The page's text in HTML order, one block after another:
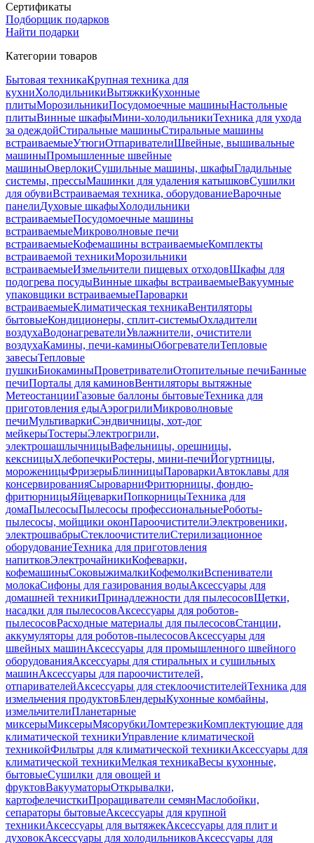
Сертификаты
Подборщик подарков
Найти подарки
Категории товаров
Бытовая техникаКрупная техника для
кухниХолодильникиВытяжкиКухонные
плитыМорозильникиПосудомоечные машиныНастольные
плитыВинные шкафыМини-холодильникиТехника для ухода
за одеждойСтиральные машиныСтиральные машины
встраиваемыеУтюгиОтпаривателиШвейные, вышивальные
машиныПромышленные швейные
машиныОверлокиСушильные машины, шкафыГладильные
системы, прессыМашинки для удаления катышковСушилки
для обувиВстраиваемая техника, оборудованиеВарочные
панелиДуховые шкафыХолодильники
встраиваемыеПосудомоечные машины
встраиваемыеМикроволновые печи
встраиваемыеКофемашины встраиваемыеКомплекты
встраиваемой техникиМорозильники
встраиваемыеИзмельчители пищевых отходовШкафы для
подогрева посудыВинные шкафы встраиваемыеВакуумные
упаковщики встраиваемыеПароварки
встраиваемыеКлиматическая техникаВентиляторы
бытовыеКондиционеры, сплит-системыОхладители
воздухаВодонагревателиУвлажнители, очистители
воздухаКамины, печи-каминыОбогревателиТепловые
завесыТепловые
пушкиБиокаминыПроветривателиОтопительные печиБанные
печиПорталы для каминовВентиляторы вытяжные
МетеостанцииГазовые баллоны бытовыеТехника для
приготовления едыАэрогрилиМикроволновые
печиМультиваркиСэндвичницы, хот-дог
мейкерыТостерыЭлектрогрили,
электрошашлычницыВафельницы, орешницы,
кексницыХлебопечкиРостеры, мини-печиЙогуртницы,
мороженицыФризерыБлинницыПароваркиАвтоклавы для
консервированияСыроварниФритюрницы, фондю-
фритюрницыЯйцеваркиПопкорницыТехника для
домаПылесосыПылесосы профессиональныеРоботы-
пылесосы, мойщики оконПароочистителиЭлектровеники,
электрошвабрыСтеклоочистителиСтерилизационное
оборудованиеТехника для приготовления
напитковЭлектрочайникиКофеварки,
кофемашиныСоковыжималкиКофемолкиВспениватели
молокаСифоны для газирования водыАксессуары для
домашней техникиПринадлежности для пылесосовЩетки,
насадки для пылесосовАксессуары для роботов-
пылесосовРасходные материалы для пылесосовСтанции,
аккумуляторы для роботов-пылесосовАксессуары для
швейных машинАксессуары для промышленного швейного
оборудованияАксессуары для стиральных и сушильных
машинАксессуары для пароочистителей,
отпаривателейАксессуары для стеклоочистителейТехника для
измельчения продуктовБлендерыКухонные комбайны,
измельчителиПланетарные
миксерыМиксерыМясорубкиЛомтерезкиКомплектующие для
климатической техникиУправление климатической
техникойФильтры для климатической техникиАксессуары для
климатической техникиМелкая техникаВесы кухонные,
бытовыеСушилки для овощей и
фруктовВакууматорыОткрывалки,
картофелечисткиПроращиватели семянМаслобойки,
сепараторы бытовыеАксессуары для крупной
техникиАксессуары для вытяжекАксессуары для плит и
духовокАксессуары для холодильниковАксессуары для